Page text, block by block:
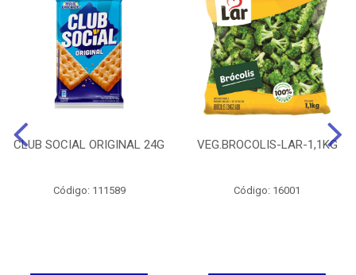
CLUB SOCIAL ORIGINAL 24G
Código: 111589
VEG.BROCOLIS-LAR-1,1KG
Código: 16001